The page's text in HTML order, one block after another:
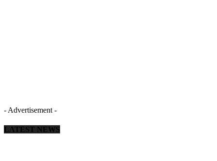
- Advertisement -
LATEST NEWS